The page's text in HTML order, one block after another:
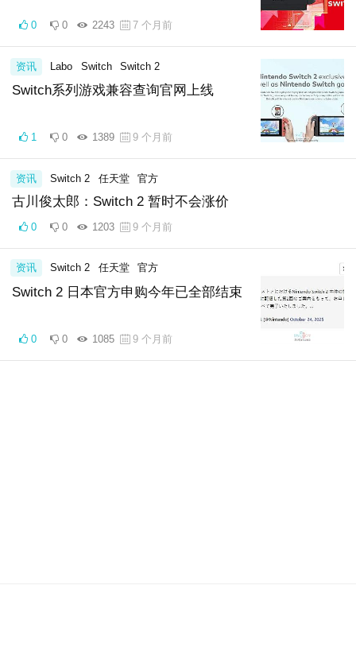
0 0 2243 7 个月前
Switch系列游戏兼容查询官网上线
资讯 Labo Switch Switch 2
1 0 1389 9 个月前
古川俊太郎：Switch 2 暂时不会涨价
资讯 Switch 2 任天堂 官方
0 0 1203 9 个月前
Switch 2 日本官方申购今年已全部结束
资讯 Switch 2 任天堂 官方
0 0 1085 9 个月前